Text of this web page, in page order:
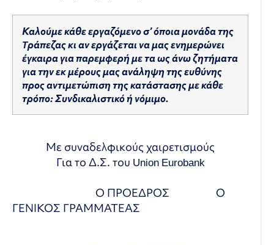
Καλούμε κάθε εργαζόμενο σ’ όποια μονάδα της
Tράπεζας κι αν εργάζεται να μας ενημερώνει
έγκαιρα για παρεμφερή με τα ως άνω ζητήματα
για την εκ μέρους μας ανάληψη της ευθύνης
προς αντιμετώπιση της κατάστασης με κάθε
τρόπο: Συνδικαλιστικό ή νόμιμο.
Με συναδελφικούς χαιρετισμούς
Για το Δ.Σ. του Union Eurobank
Ο ΠΡΟΕΔΡΟΣ Ο
ΓΕΝΙΚΟΣ ΓΡΑΜΜΑΤΕΑΣ